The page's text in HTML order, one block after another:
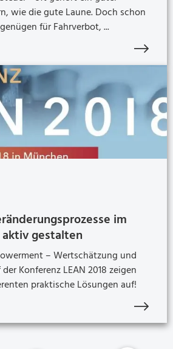
wie die gute Laune. Doch schon
für Fahrverbot, ...
im
gestalten
– Wertschätzung und
Konferenz LEAN 2018 zeigen
praktische Lösungen auf!